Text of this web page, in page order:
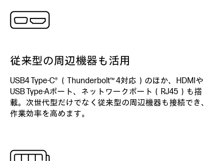
従来型の周辺機器も活用
USB4 Type-C® （Thunderbolt™ 4対応）のほか、HDMIや
USB Type-Aポート、ネットワークポート（RJ45）も搭
載。次世代型だけでなく従来型の周辺機器も接続でき、
作業効率を高めます。